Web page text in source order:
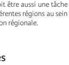
être aussi une tâche
régions au sein
régionale.